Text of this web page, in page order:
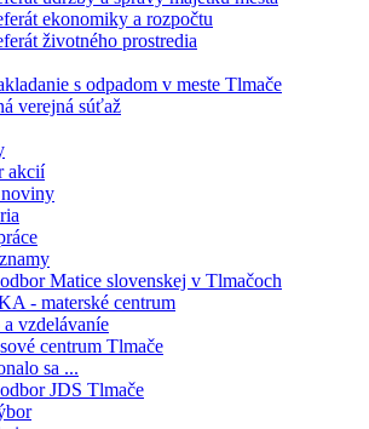
ekonomiky a rozpočtu
životného prostredia
s odpadom v meste Tlmače
verejná súťaž
akcií
Matice slovenskej v Tlmačoch
- materské centrum
vzdelávaníe
centrum Tlmače
sa ...
JDS Tlmače